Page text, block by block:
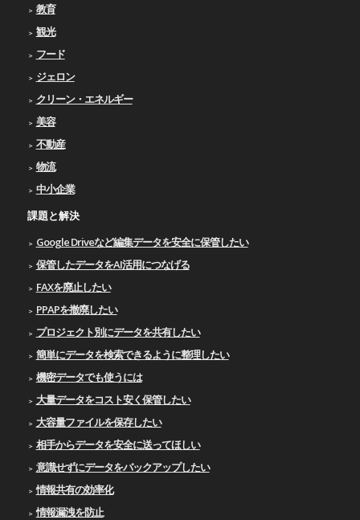
教育
観光
フード
ジェロン
クリーン・エネルギー
美容
不動産
物流
中小企業
課題と解決
Google Driveなど編集データを安全に保管したい
保管したデータをAI活用につなげる
FAXを廃止したい
PPAPを撤廃したい
プロジェクト別にデータを共有したい
簡単にデータを検索できるように整理したい
機密データでも使うには
大量データをコスト安く保管したい
大容量ファイルを保存したい
相手からデータを安全に送ってほしい
意識せずにデータをバックアップしたい
情報共有の効率化
情報漏洩を防止